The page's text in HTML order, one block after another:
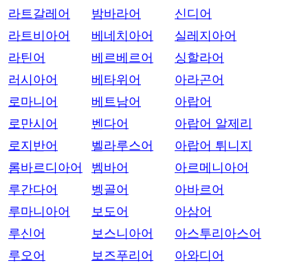
라트갈레어
라트비아어
라틴어
러시아어
로마니어
로만시어
로지반어
롬바르디아어
루간다어
루마니아어
루신어
루오어
밤바라어
베네치아어
베르베르어
베타위어
베트남어
벤다어
벨라루스어
벰바어
벵골어
보도어
보스니아어
보즈푸리어
신디어
실레지아어
싱할라어
아라곤어
아랍어
아랍어 알제리
아랍어 튀니지
아르메니아어
아바르어
아삼어
아스투리아스어
아와디어